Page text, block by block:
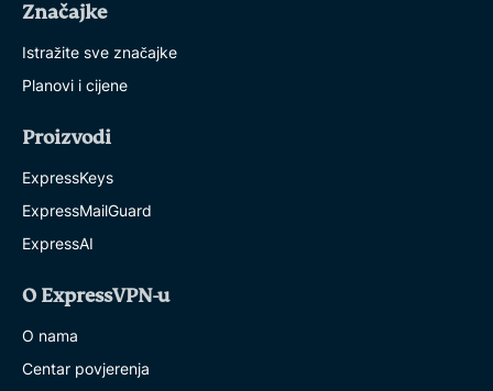
Značajke
Istražite sve značajke
Planovi i cijene
Proizvodi
ExpressKeys
ExpressMailGuard
ExpressAI
O ExpressVPN-u
O nama
Centar povjerenja